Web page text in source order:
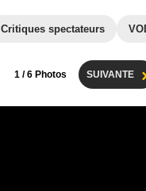
Critiques spectateurs
1 / 6 Photos SUIVANTE